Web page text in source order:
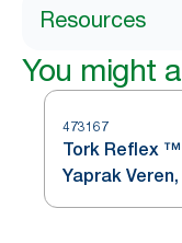
Resources
You might
473167
Tork Reflex
Yaprak
Dispenser